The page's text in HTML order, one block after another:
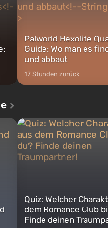
Palworld Hexolite
Guide: Wo man es
und abbaut
17 Stunden zurück
Quiz: Welcher
dem Romance Club
Finde deinen